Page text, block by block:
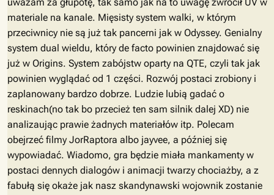
materiale na kanale. Mięsisty system walki, w którym
przeciwnicy nie są już tak pancerni jak w Odyssey. Genialny
system dual wieldu, który de facto powinien znajdować się
już w Origins. System zabójstw oparty na QTE, czyli tak jak
powinien wyglądać od 1 części. Rozwój postaci zrobiony i
zaplanowany bardzo dobrze. Ludzie lubią gadać o
reskinach(no tak bo przecież ten sam silnik dalej XD) nie
analizaując prawie żadnych materiałów itp. Polecam
obejrzeć filmy JorRaptora albo jayvee, a później się
wypowiadać. Wiadomo, gra będzie miała mankamenty w
postaci dennych dialogów i animacji twarzy chociażby, a z
fabułą się okaże jak nasz skandynawski wojownik zostanie